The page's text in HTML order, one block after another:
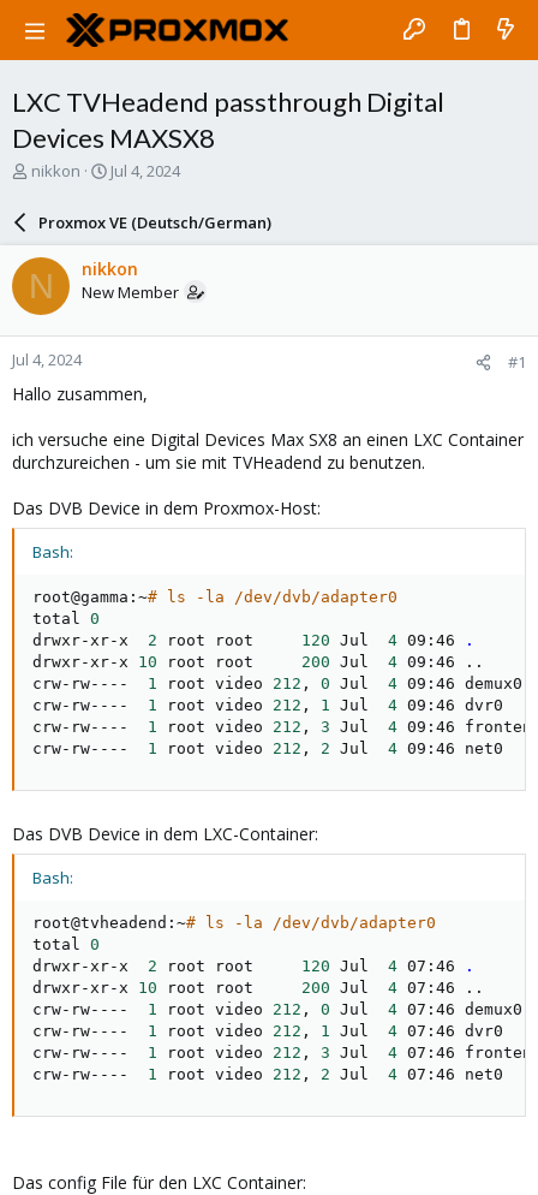
LXC TVHeadend passthrough Digital
Devices MAXSX8
T
a
d
s
t
a
r
t
e
nikkon
S
a
r
d
a
e
Jul 4, 2024
Proxmox VE (Deutsch/German)
N nikkon
New Member
Jul 4, 2024 #1
Hallo zusammen,
ich versuche eine Digital Devices Max SX8 an einen LXC Container
durchzureichen - um sie mit TVHeadend zu benutzen.
Das DVB Device in dem Proxmox-Host:
Bash:
root@gamma:~# ls -la /dev/dvb/adapter0
total 0
drwxr-xr-x 2 root root 120 Jul 4 09:46
.
drwxr-xr-x 10 root root 200 Jul 4 09:46
..
crw-rw---- 1 root video 212 , 0 Jul 4 09:46 demux0
crw-rw---- 1 root video 212 , 1 Jul 4 09:46 dvr0
crw-rw---- 1 root video 212 , 3 Jul 4 09:46
crw-rw---- 1 root video 212 , 2 Jul 4 09:46 net0
Das DVB Device in dem LXC-Container:
Bash:
root@tvheadend:~# ls -la /dev/dvb/adapter0
total 0
drwxr-xr-x 2 root root 120 Jul 4 07:46
.
drwxr-xr-x 10 root root 200 Jul 4 07:46
..
crw-rw---- 1 root video 212 , 0 Jul 4 07:46 demux0
crw-rw---- 1 root video 212 , 1 Jul 4 07:46 dvr0
crw-rw---- 1 root video 212 , 3 Jul 4 07:46
crw-rw---- 1 root video 212 , 2 Jul 4 07:46 net0
Das config File für den LXC Container: